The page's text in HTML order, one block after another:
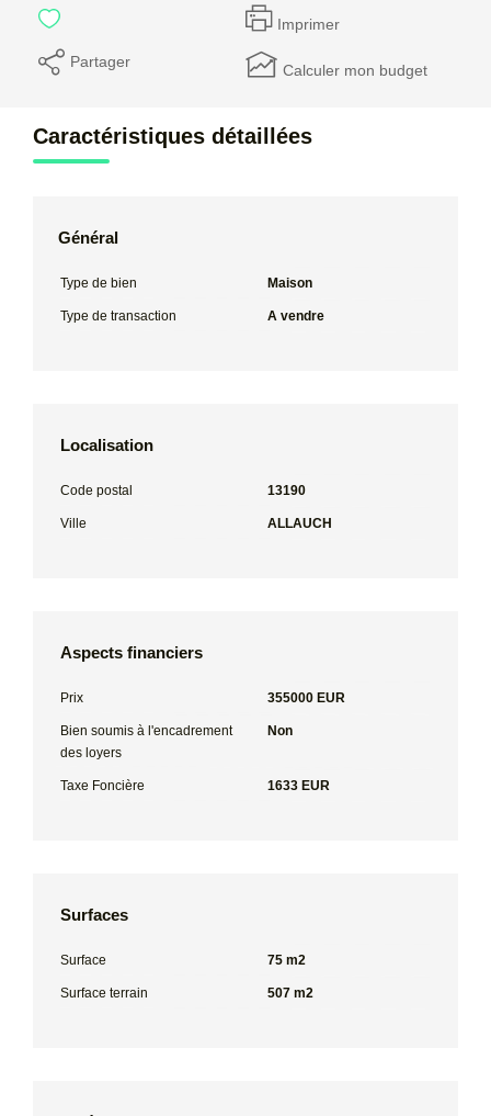
Imprimer
Partager Calculer mon budget
Caractéristiques détaillées
Général
Type de bien Maison
Type de transaction A vendre
Localisation
Code postal 13190
Ville ALLAUCH
Aspects financiers
Prix 355000 EUR
Bien soumis à l'encadrement
des loyers
Non
Taxe Foncière 1633 EUR
Surfaces
Surface 75 m2
Surface terrain 507 m2